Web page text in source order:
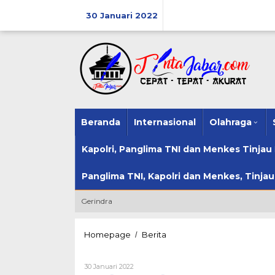
30 Januari 2022
Beranda Internasional Olahraga
Kapolri, Panglima TNI dan Menkes
Panglima TNI, Kapolri dan Menkes,
Gerindra
Homepage / Berita
30 Januari 2022